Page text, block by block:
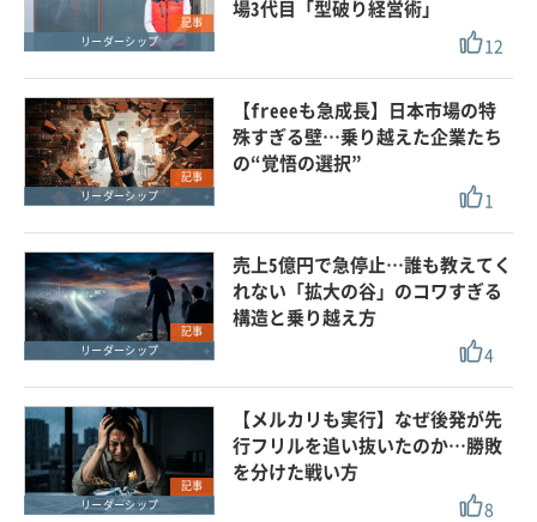
記事
リーダーシップ
場3代目「型破り経営術」
12
記事
リーダーシップ
【freeeも急成長】日本市場の特
殊すぎる壁…乗り越えた企業たち
の“覚悟の選択”
1
記事
リーダーシップ
売上5億円で急停止…誰も教えてく
れない「拡大の谷」のコワすぎる
構造と乗り越え方
4
記事
リーダーシップ
【メルカリも実行】なぜ後発が先
行フリルを追い抜いたのか…勝敗
を分けた戦い方
8